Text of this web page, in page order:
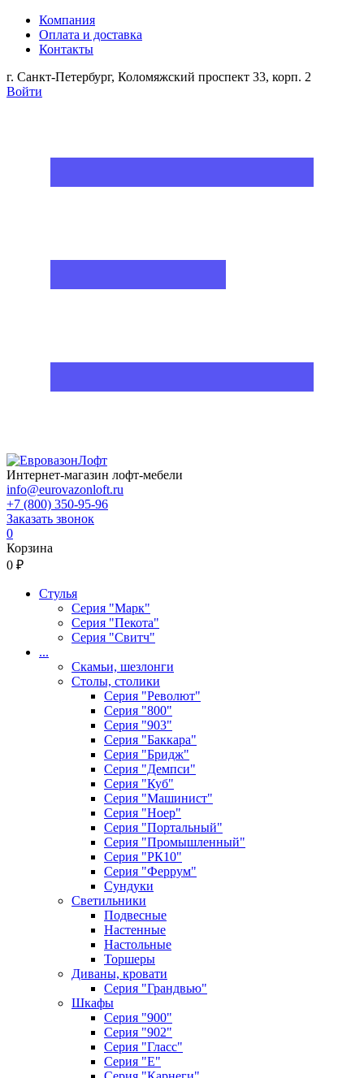
Компания
Оплата и доставка
Контакты
г. Санкт-Петербург, Коломяжский проспект 33, корп. 2
Войти
Интернет-магазин лофт-мебели
info@eurovazonloft.ru
+7 (800) 350-95-96
Заказать звонок
0
Корзина
0 ₽
Стулья
Серия "Марк"
Серия "Пекота"
Серия "Свитч"
...
Скамьи, шезлонги
Столы, столики
Серия "Револют"
Серия "800"
Серия "903"
Серия "Баккара"
Серия "Бридж"
Серия "Демпси"
Серия "Куб"
Серия "Машинист"
Серия "Ноер"
Серия "Портальный"
Серия "Промышленный"
Серия "РК10"
Серия "Феррум"
Сундуки
Светильники
Подвесные
Настенные
Настольные
Торшеры
Диваны, кровати
Серия "Грандвью"
Шкафы
Серия "900"
Серия "902"
Серия "Гласс"
Серия "Е"